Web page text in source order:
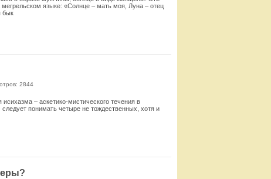
языке: «Солнце – мать моя, Луна – отец
бык
2844
– аскетико-мистического течения в
понимать четыре не тождественных, хотя и